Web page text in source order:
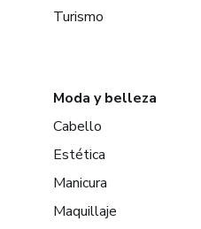
Turismo
Moda y belleza
Cabello
Estética
Manicura
Maquillaje